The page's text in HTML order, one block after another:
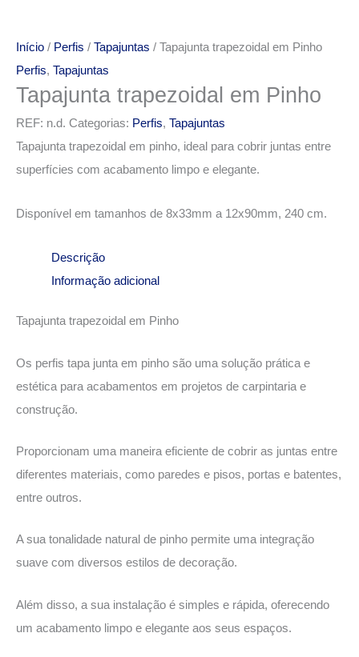
Início / Perfis / Tapajuntas / Tapajunta trapezoidal em Pinho
Perfis, Tapajuntas
Tapajunta trapezoidal em Pinho
REF: n.d. Categorias: Perfis, Tapajuntas
Tapajunta trapezoidal em pinho, ideal para cobrir juntas entre
superfícies com acabamento limpo e elegante.
Disponível em tamanhos de 8x33mm a 12x90mm, 240 cm.
Descrição
Informação adicional
Tapajunta trapezoidal em Pinho
Os perfis tapa junta em pinho são uma solução prática e
estética para acabamentos em projetos de carpintaria e
construção.
Proporcionam uma maneira eficiente de cobrir as juntas entre
diferentes materiais, como paredes e pisos, portas e batentes,
entre outros.
A sua tonalidade natural de pinho permite uma integração
suave com diversos estilos de decoração.
Além disso, a sua instalação é simples e rápida, oferecendo
um acabamento limpo e elegante aos seus espaços.